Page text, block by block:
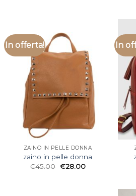
In offerta!
ZAINO IN PELLE DONNA
zaino in pelle donna
€45.00 €28.00
In